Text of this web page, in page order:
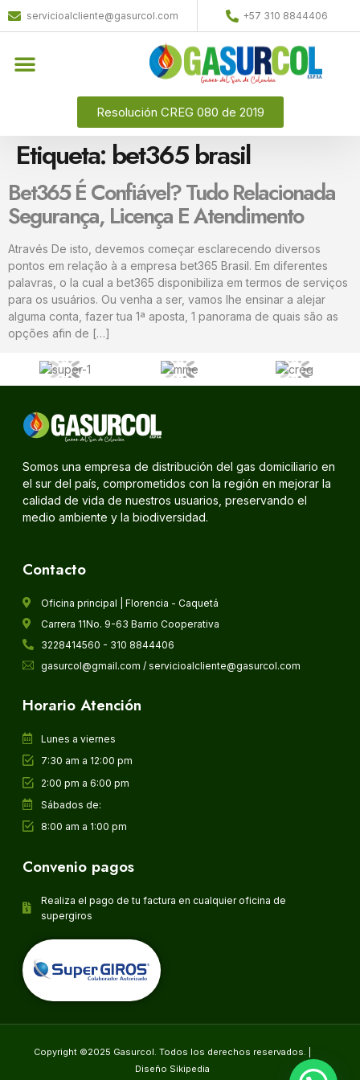
servicioalcliente@gasurcol.com +57 310 8844406
Resolución CREG 080 de 2019
Etiqueta: bet365 brasil
Bet365 É Confiável? Tudo Relacionada
Segurança, Licença E Atendimento
Através De isto, devemos começar esclarecendo diversos
pontos em relação à a empresa bet365 Brasil. Em diferentes
palavras, o la cual a bet365 disponibiliza em termos de serviços
para os usuários. Ou venha a ser, vamos lhe ensinar a alejar
alguma conta, fazer tua 1ª aposta, 1 panorama de quais são as
opções afin de […]
Somos una empresa de distribución del gas domiciliario en
el sur del país, comprometidos con la región en mejorar la
calidad de vida de nuestros usuarios, preservando el
medio ambiente y la biodiversidad.
Contacto
Oficina principal | Florencia - Caquetá
Carrera 11No. 9-63 Barrio Cooperativa
3228414560 - 310 8844406
gasurcol@gmail.com / servicioalcliente@gasurcol.com
Horario Atención
Lunes a viernes
7:30 am a 12:00 pm
2:00 pm a 6:00 pm
Sábados de:
8:00 am a 1:00 pm
Convenio pagos
Realiza el pago de tu factura en cualquier oficina de
supergiros
Copyright ©2025 Gasurcol. Todos los derechos reservados. |
Diseño Sikipedia